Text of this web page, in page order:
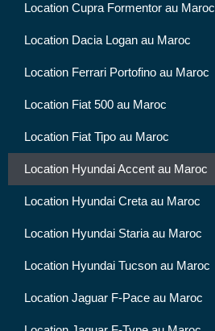
Location Cupra Formentor au Maroc
Location Dacia Logan au Maroc
Location Ferrari Portofino au Maroc
Location Fiat 500 au Maroc
Location Fiat Tipo au Maroc
Location Hyundai Accent au Maroc
Location Hyundai Creta au Maroc
Location Hyundai Staria au Maroc
Location Hyundai Tucson au Maroc
Location Jaguar F-Pace au Maroc